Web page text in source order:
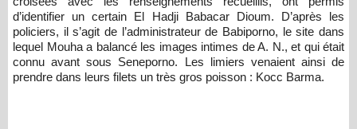
d’identifier un certain El Hadji Babacar Dioum. D’après les
policiers, il s’agit de l’administrateur de Babiporno, le site dans
lequel Mouha a balancé les images intimes de A. N., et qui était
connu avant sous Seneporno. Les limiers venaient ainsi de
prendre dans leurs filets un très gros poisson : Kocc Barma.